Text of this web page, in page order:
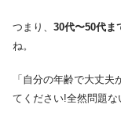
つまり、 30代〜50代ま
ね。
「自分の年齢で大丈
てください!全然問題な